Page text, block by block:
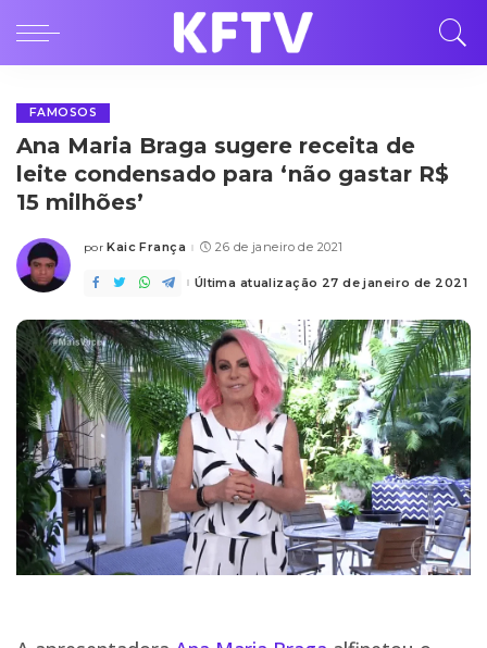
FAMOSOS
Ana Maria Braga sugere receita de
leite condensado para ‘não gastar R$
15 milhões’
Posted
por Kaic França 26 de janeiro de 2021
Última atualização 27 de janeiro de 2021